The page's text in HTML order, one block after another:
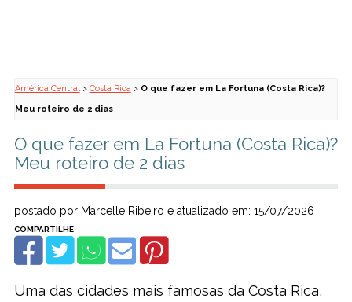
América Central> Costa Rica> O que fazer em La Fortuna (Costa Rica)?
Meu roteiro de 2 dias
O que fazer em La Fortuna (Costa Rica)?
Meu roteiro de 2 dias
postado por Marcelle Ribeiro e atualizado em: 15/07/2026
Uma das cidades mais famosas da Costa Rica,